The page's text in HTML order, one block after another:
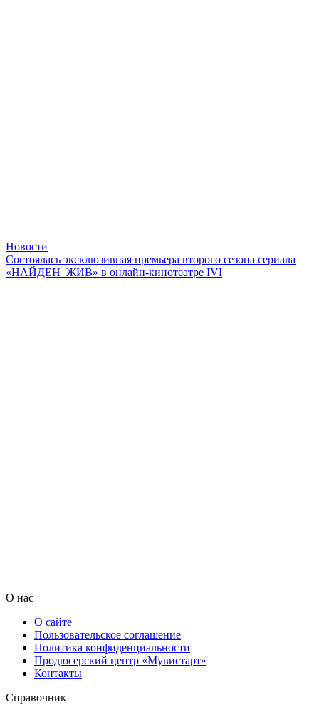
Новости
Состоялась эксклюзивная премьера второго сезона сериала
«НАЙДЕН_ЖИВ» в онлайн-кинотеатре IVI
О нас
О сайте
Пользовательское соглашение
Политика конфиденциальности
Продюсерский центр «Мувистарт»
Контакты
Справочник